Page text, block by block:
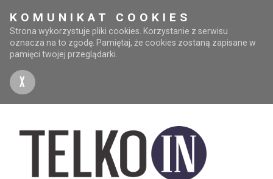
KOMUNIKAT COOKIES
Strona wykorzystuje pliki cookies. Korzystanie z serwisu
oznacza na to zgodę. Pamiętaj, że cookies zostaną zapisane w
pamięci twojej przeglądarki.
X